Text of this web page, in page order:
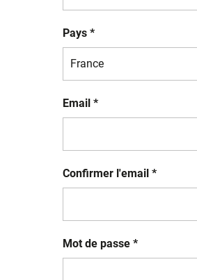
Pays *
Email *
Confirmer l'email *
Mot de passe *